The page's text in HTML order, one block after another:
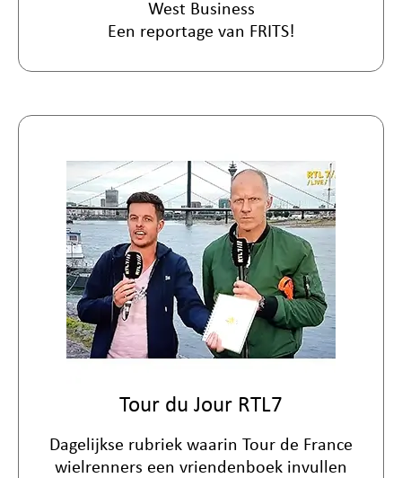
West Business
Een reportage van FRITS!
Tour du Jour RTL7
Dagelijkse rubriek waarin Tour de France
wielrenners een vriendenboek invullen